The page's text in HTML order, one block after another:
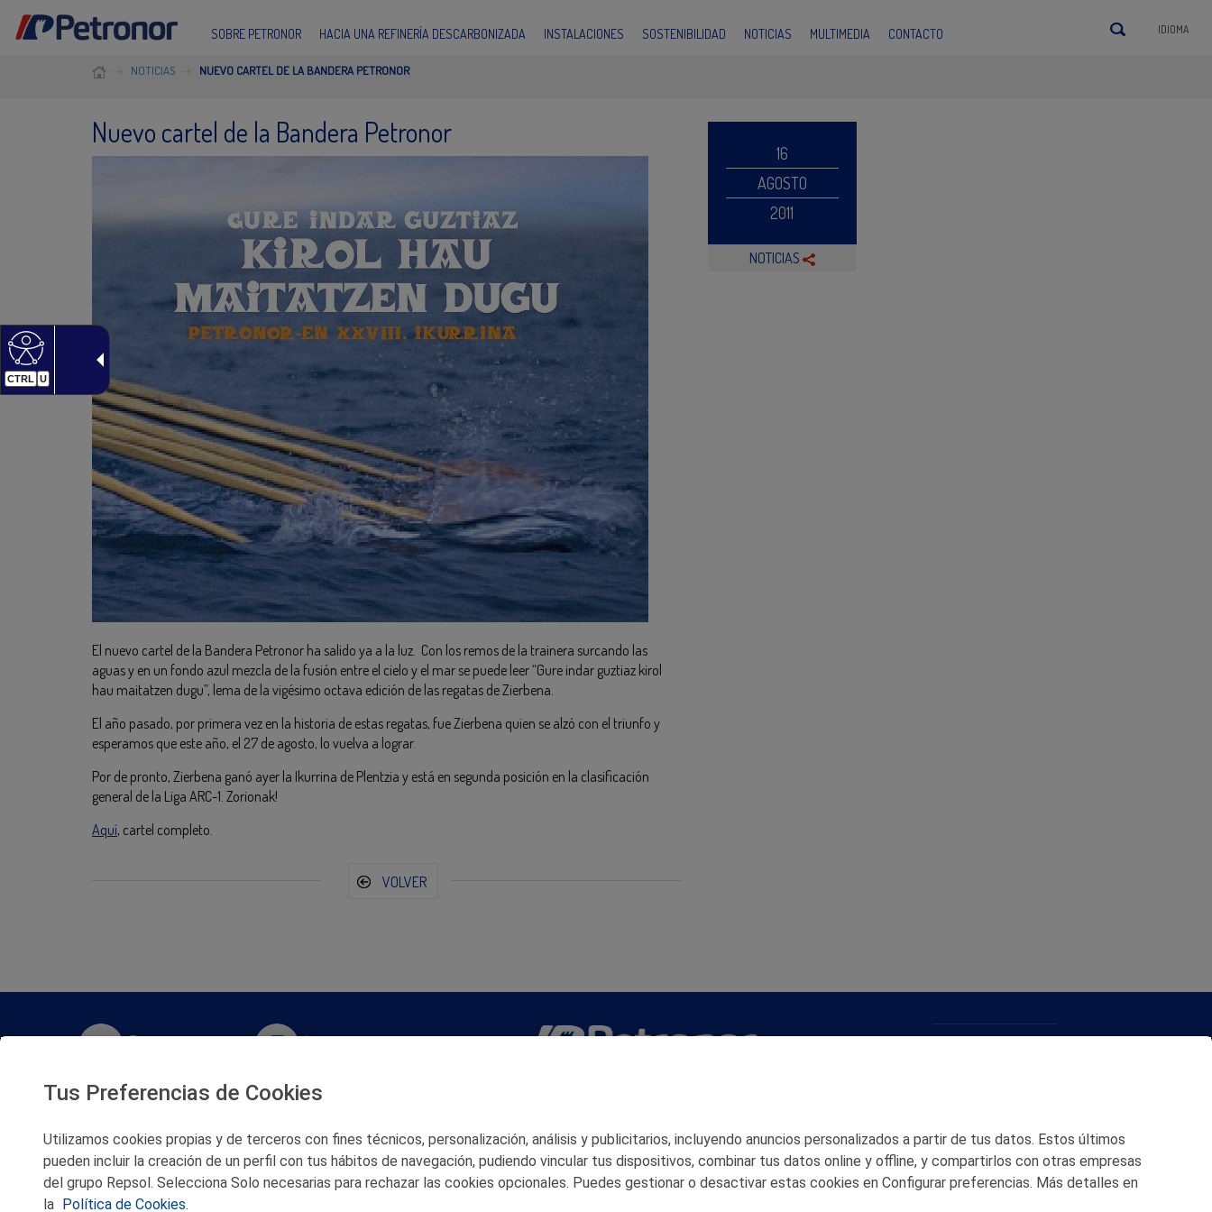
CTRL U
SOBRE PETRONOR HACIA UNA REFINERÍA DESCARBONIZADA INSTALACIONES SOSTENIBILIDAD NOTICIAS MULTIMEDIA CONTACTO IDIOMA
NOTICIAS NUEVO CARTEL DE LA BANDERA PETRONOR
Nuevo cartel de la Bandera Petronor
El nuevo cartel de la Bandera Petronor ha salido ya a la luz. Con los remos de la trainera surcando las
aguas y en un fondo azul mezcla de la fusión entre el cielo y el mar se puede leer “Gure indar guztiaz kirol
hau maitatzen dugu”, lema de la vigésimo octava edición de las regatas de Zierbena.
El año pasado, por primera vez en la historia de estas regatas, fue Zierbena quien se alzó con el triunfo y
esperamos que este año, el 27 de agosto, lo vuelva a lograr.
Por de pronto, Zierbena ganó ayer la Ikurrina de Plentzia y está en segunda posición en la clasificación
general de la Liga ARC-1. Zorionak!
Aquí, cartel completo.
VOLVER
16
AGOSTO
2011
NOTICIAS
Twitter
Facebook
Youtube
Flickr
Instagram
Slideshare
Soundcloud © 2026 Petronor S.A.
POLITICA DE COOKIES
Tus Preferencias de Cookies
Utilizamos cookies propias y de terceros con fines técnicos, personalización, análisis y publicitarios, incluyendo anuncios personalizados a partir de tus datos. Estos últimos
pueden incluir la creación de un perfil con tus hábitos de navegación, pudiendo vincular tus dispositivos, combinar tus datos online y offline, y compartirlos con otras empresas
del grupo Repsol. Selecciona Solo necesarias para rechazar las cookies opcionales. Puedes gestionar o desactivar estas cookies en Configurar preferencias. Más detalles en
la Política de Cookies.